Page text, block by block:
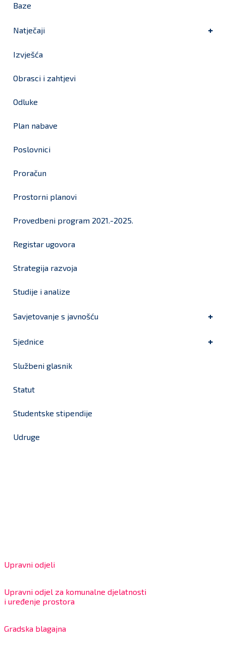
Baze
Natječaji
Izvješća
Obrasci i zahtjevi
Odluke
Plan nabave
Poslovnici
Proračun
Prostorni planovi
Provedbeni program 2021.-2025.
Registar ugovora
Strategija razvoja
Studije i analize
Savjetovanje s javnošću
Sjednice
Službeni glasnik
Statut
Studentske stipendije
Udruge
Upravni odjeli
Upravni odjel za komunalne djelatnosti
i uređenje prostora
Gradska blagajna